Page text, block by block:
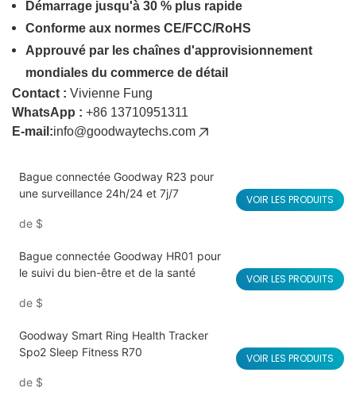
Démarrage jusqu'à 30 % plus rapide
Conforme aux normes CE/FCC/RoHS
Approuvé par les chaînes d'approvisionnement
mondiales du commerce de détail
Contact : Vivienne Fung
WhatsApp : +86 13710951311
E-mail:info@goodwaytechs.com
Bague connectée Goodway R23 pour
une surveillance 24h/24 et 7j/7
de $
VOIR LES PRODUITS
Bague connectée Goodway HR01 pour
le suivi du bien-être et de la santé
de $
VOIR LES PRODUITS
Goodway Smart Ring Health Tracker
Spo2 Sleep Fitness R70
de $
VOIR LES PRODUITS